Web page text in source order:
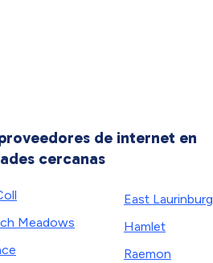
de internet en
cercanas
Meadows
East Laurinburg
Hamlet
Raemon